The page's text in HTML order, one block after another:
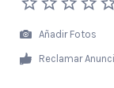
Añadir Fotos
Reclamar